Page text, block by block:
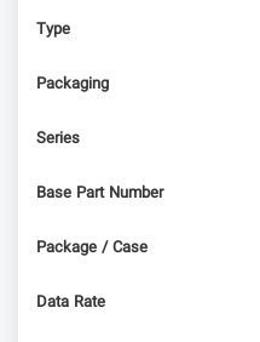
Type
Packaging
Series
Base Part Number
Package / Case
Data Rate